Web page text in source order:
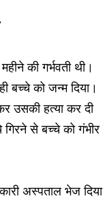
की गर्भवती थी।
को जन्म दिया।
उसकी हत्या कर दी
से बच्चे को गंभीर
अस्पताल भेज दिया